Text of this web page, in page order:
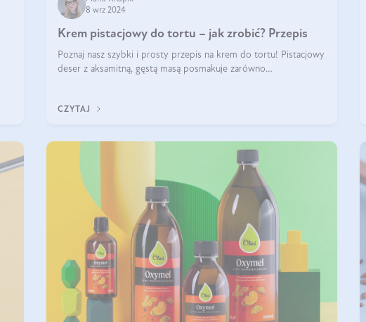
8 wrz 2024
Krem pistacjowy do tortu – jak zrobić? Przepis
Poznaj nasz szybki i prosty przepis na krem do tortu! Pistacjowy
deser z aksamitną, gęstą masą posmakuje zarówno
CZYTAJ